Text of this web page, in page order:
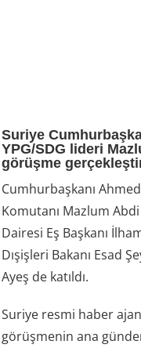
Suriye
YPG/SDG lideri
görüşme
Cumhurbaşkanı Ahmed
Komutanı Mazlum
Dairesi Eş Başkanı
Dışişleri Bakanı Esad
Ayeş de katıldı.
Suriye resmi haber
görüşmenin ana